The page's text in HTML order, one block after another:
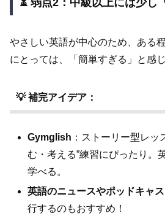
やさしい英語が中心のため、ある
にとっては、「簡単すぎる」と感
💡 補完アイデア：
Gymglish ：ストーリー型レッ
む・考える”練習にぴったり。
学べる。
英語のニュースやポッドキャス
行するのもおすすめ！